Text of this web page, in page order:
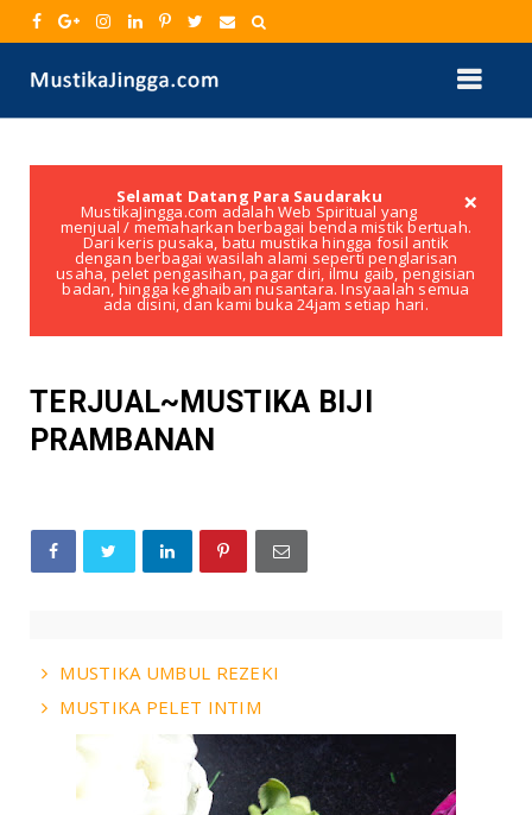
×
Selamat Datang Para Saudaraku
MustikaJingga.com adalah Web Spiritual yang
menjual / memaharkan berbagai benda mistik bertuah.
Dari keris pusaka, batu mustika hingga fosil antik
dengan berbagai wasilah alami seperti penglarisan
usaha, pelet pengasihan, pagar diri, ilmu gaib, pengisian
badan, hingga keghaiban nusantara. Insyaalah semua
ada disini, dan kami buka 24jam setiap hari.
TERJUAL~MUSTIKA BIJI
PRAMBANAN
MUSTIKA UMBUL REZEKI
MUSTIKA PELET INTIM